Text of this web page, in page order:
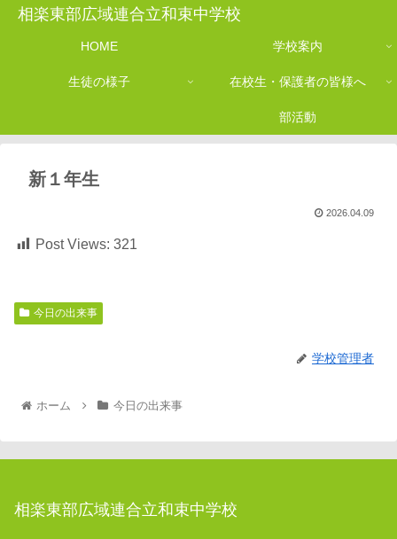
相楽東部広域連合立和束中学校
HOME 学校案内
生徒の様子 在校生・保護者の皆様へ
部活動
新１年生
2026.04.09
Post Views: 321
今日の出来事
学校管理者
ホーム 今日の出来事
相楽東部広域連合立和束中学校